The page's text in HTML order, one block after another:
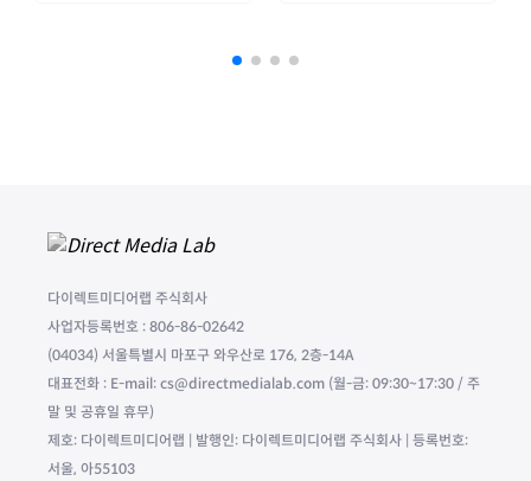
다이렉트미디어랩 주식회사
사업자등록번호 : 806-86-02642
(04034) 서울특별시 마포구 와우산로 176, 2층-14A
대표전화 : E-mail: cs@directmedialab.com (월-금: 09:30~17:30 / 주
말 및 공휴일 휴무)
제호: 다이렉트미디어랩 | 발행인: 다이렉트미디어랩 주식회사 | 등록번호:
서울, 아55103